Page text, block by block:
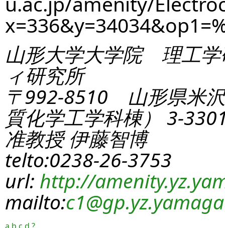
山形大学大学院 理工学
ィ研究所
〒992-8510 山形県米
質化学工学科棟） 3-
准教授 伊藤智博
telto:0238-26-3753
url: http://
mailto:c1